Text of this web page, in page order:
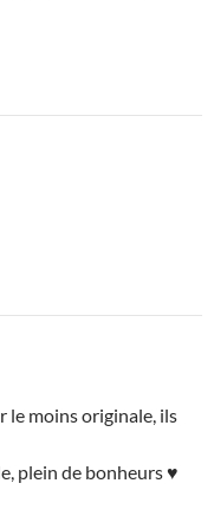
le moins originale, ils
plein de bonheurs ♥